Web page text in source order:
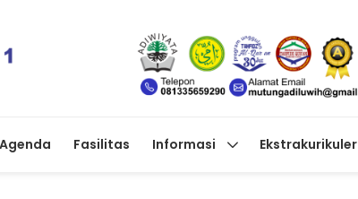
Agenda Fasilitas Informasi Ekstrakurikuler